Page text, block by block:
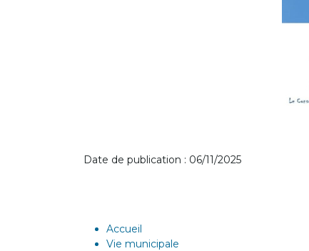
Date de publication : 06/11/2025
Accueil
Vie municipale